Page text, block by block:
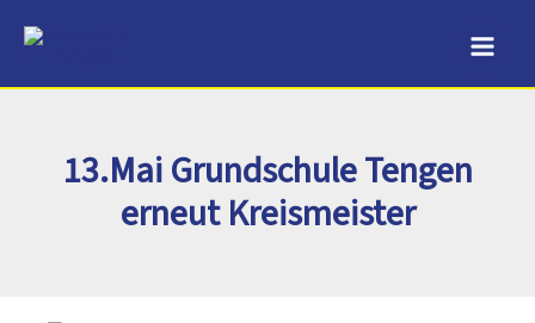
Inhalt
springen
13.Mai Grundschule Tengen
erneut Kreismeister